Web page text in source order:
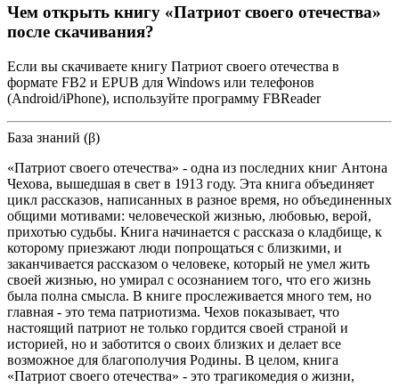
Чем открыть книгу «Патриот своего отечества»
после скачивания?
Если вы скачиваете книгу Патриот своего отечества в
формате FB2 и EPUB для Windows или телефонов
(Android/iPhone), используйте программу FBReader
База знаний (β)
«Патриот своего отечества» - одна из последних книг Антона
Чехова, вышедшая в свет в 1913 году. Эта книга объединяет
цикл рассказов, написанных в разное время, но объединенных
общими мотивами: человеческой жизнью, любовью, верой,
прихотью судьбы. Книга начинается с рассказа о кладбище, к
которому приезжают люди попрощаться с близкими, и
заканчивается рассказом о человеке, который не умел жить
своей жизнью, но умирал с осознанием того, что его жизнь
была полна смысла. В книге прослеживается много тем, но
главная - это тема патриотизма. Чехов показывает, что
настоящий патриот не только гордится своей страной и
историей, но и заботится о своих близких и делает все
возможное для благополучия Родины. В целом, книга
«Патриот своего отечества» - это трагикомедия о жизни,